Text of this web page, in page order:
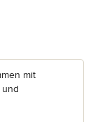
mit